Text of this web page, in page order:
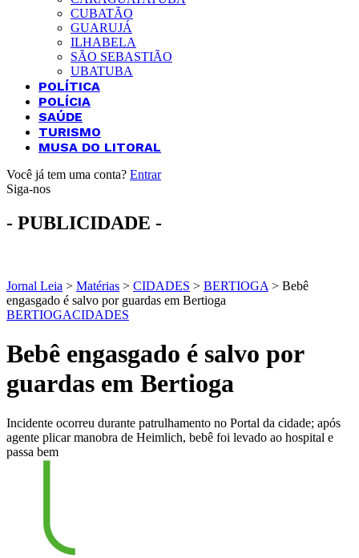
CUBATÃO
GUARUJÁ
ILHABELA
SÃO SEBASTIÃO
UBATUBA
POLÍTICA
POLÍCIA
SAÚDE
TURISMO
MUSA DO LITORAL
Você já tem uma conta? Entrar
Siga-nos
- PUBLICIDADE -
Jornal Leia > Matérias > CIDADES > BERTIOGA > Bebê
engasgado é salvo por guardas em Bertioga
BERTIOGACIDADES
Bebê engasgado é salvo por
guardas em Bertioga
Incidente ocorreu durante patrulhamento no Portal da cidade; após
agente plicar manobra de Heimlich, bebê foi levado ao hospital e
passa bem